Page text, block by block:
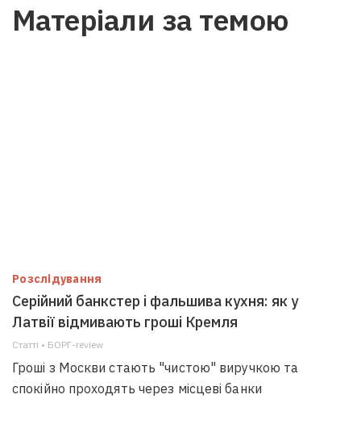
Матеріали за темою
Розслідування
Серійний банкстер і фальшива кухня: як у
Латвії відмивають гроші Кремля
Статті • БОРГ-review
Гроші з Москви стають "чистою" виручкою та
спокійно проходять через місцеві банки